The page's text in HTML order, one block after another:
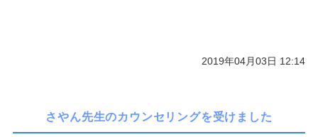
2019年04月03日 12:14
さやん先生のカウンセリングを受けました